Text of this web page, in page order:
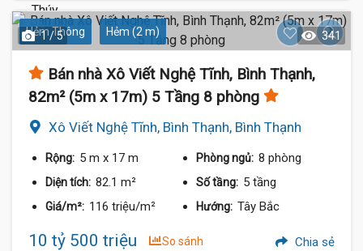
Hẻm Thông Hẻm (2 m)
1 / 5 341
Bán nhà Xô Viết Nghệ Tĩnh, Bình Thạnh,
82m² (5m x 17m) 5 Tầng 8 phòng
Xô Viết Nghệ Tĩnh, Bình Thạnh, Bình Thạnh
Rộng: 5 m x 17 m Phòng ngủ: 8 phòng
Diện tích: 82.1 m² Số tầng: 5 tầng
Giá/m²: 116 triệu/m² Hướng: Tây Bắc
10 tỷ 500 triệu So sánh Chia sẻ